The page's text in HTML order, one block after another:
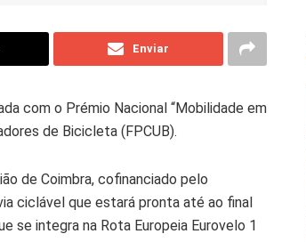
Enviar
com o Prémio Nacional “Mobilidade em
de Bicicleta (FPCUB).
de Coimbra, cofinanciado pelo
ciclável que estará pronta até ao final
se integra na Rota Europeia Eurovelo 1